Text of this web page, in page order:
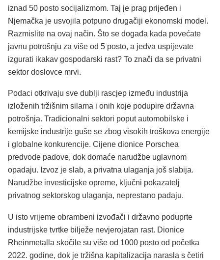
iznad 50 posto socijalizmom. Taj je prag prijeđen i
Njemačka je usvojila potpuno drugačiji ekonomski model.
Razmislite na ovaj način. Što se događa kada povećate
javnu potrošnju za više od 5 posto, a jedva uspijevate
izgurati ikakav gospodarski rast? To znači da se privatni
sektor doslovce mrvi.
Podaci otkrivaju sve dublji rascjep između industrija
izloženih tržišnim silama i onih koje podupire državna
potrošnja. Tradicionalni sektori poput automobilske i
kemijske industrije guše se zbog visokih troškova energije
i globalne konkurencije. Cijene dionice Porschea
predvode padove, dok domaće narudžbe uglavnom
opadaju. Izvoz je slab, a privatna ulaganja još slabija.
Narudžbe investicijske opreme, ključni pokazatelj
privatnog sektorskog ulaganja, neprestano padaju.
U isto vrijeme obrambeni izvođači i državno poduprte
industrijske tvrtke bilježe nevjerojatan rast. Dionice
Rheinmetalla skočile su više od 1000 posto od početka
2022. godine, dok je tržišna kapitalizacija narasla s četiri